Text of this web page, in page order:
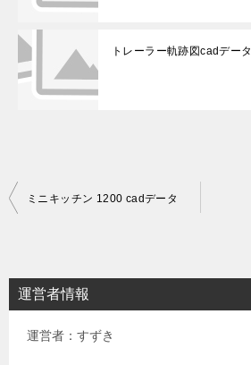
トレーラー軌跡図cadデータ
投
ビ
ゲ
ミニキッチン 1200 cadデータ
運営者情報
運営者：すずき